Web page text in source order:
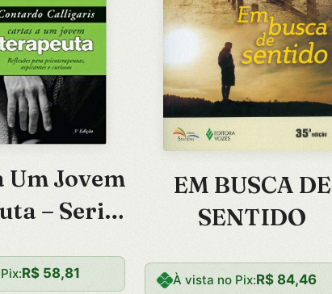
Um Jovem
– Serie
R$ 58,81
EM BUSCA DE
SENTIDO
À vista no Pix:R$ 84,46